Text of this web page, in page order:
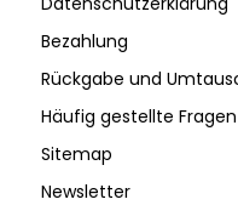
Bezahlung
Rückgabe und
Häufig gestellte Fragen
Sitemap
Newsletter